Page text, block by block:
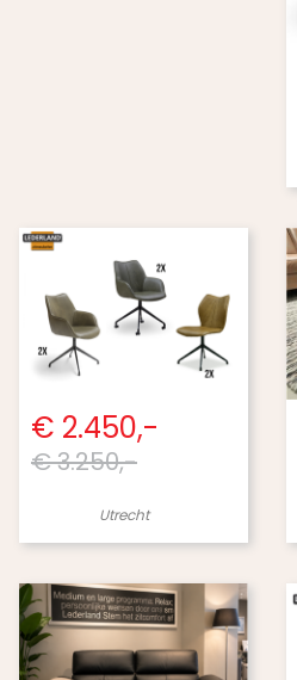
€ 2.450,-
€ 3.250,-
Utrecht